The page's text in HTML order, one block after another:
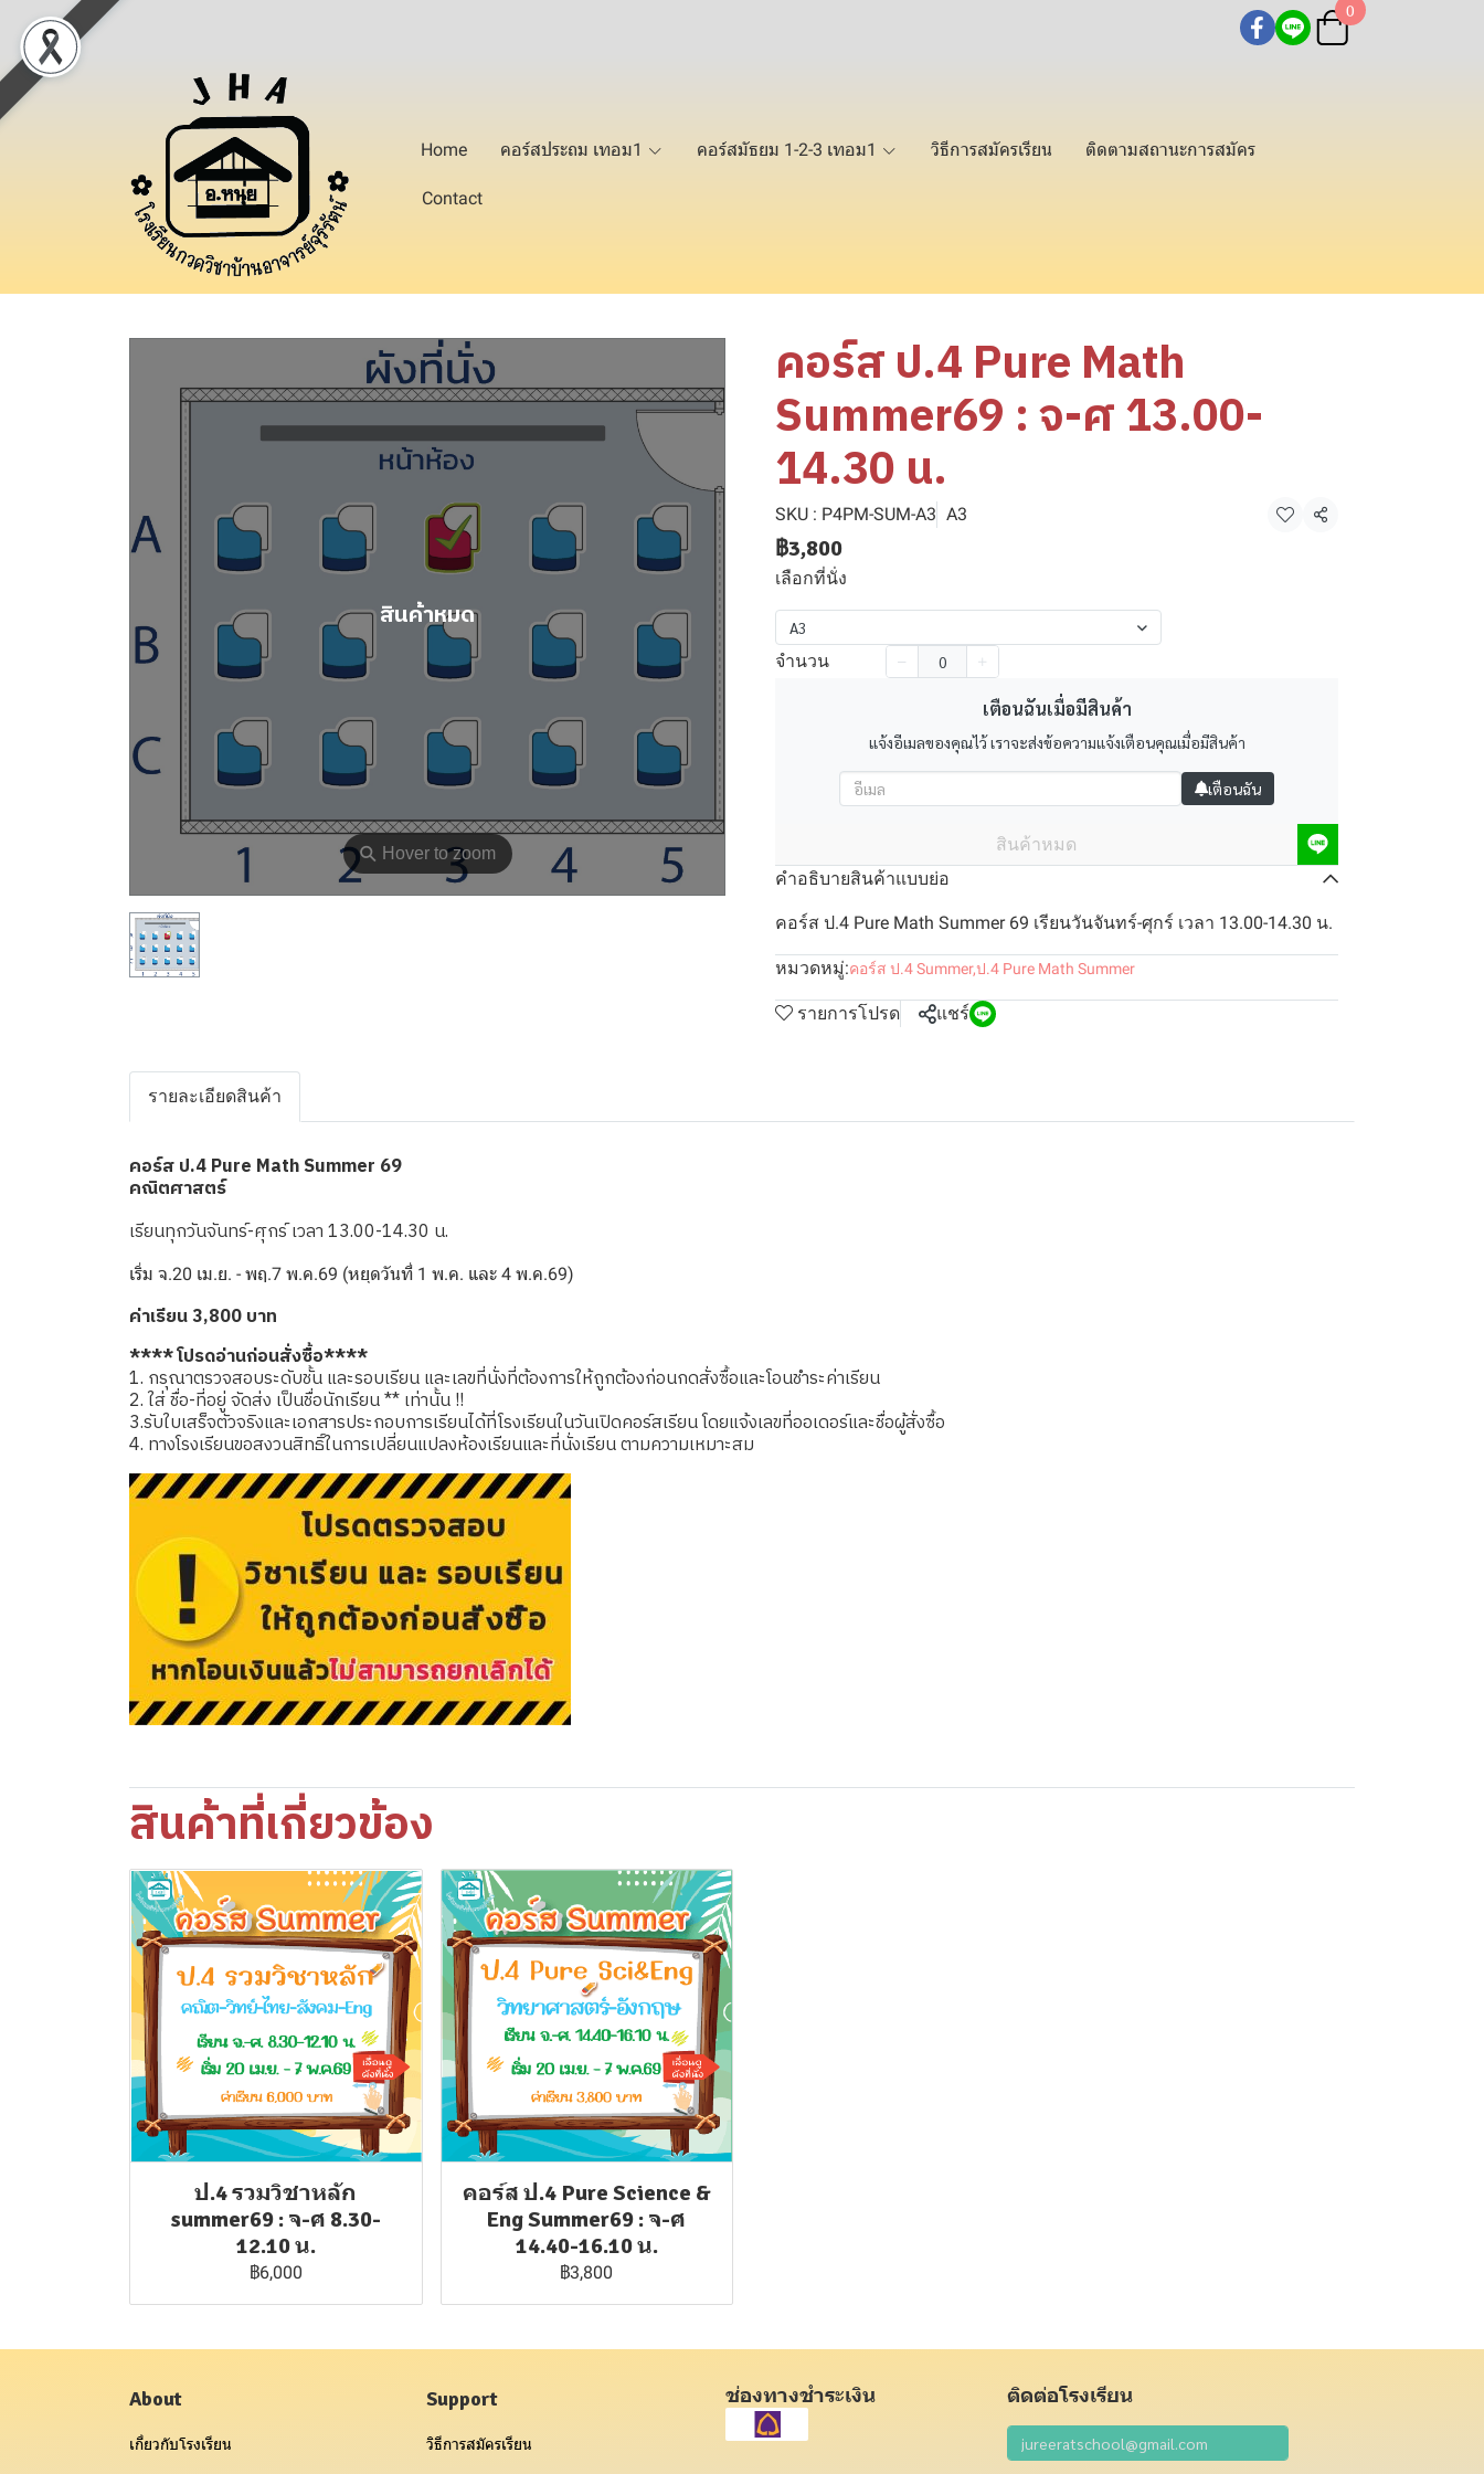
0
Home คอร์สประถม เทอม1 คอร์สมัธยม 1-2-3 เทอม1 วิธีการสมัครเรียน ติดตามสถานะการสมัคร
Contact
⚲ Hover to zoom
สินค้าหมด
คอร์ส ป.4 Pure Math
Summer69 : จ-ศ 13.00-
14.30 น.
SKU : P4PM-SUM-A3 A3 แชร์
฿3,800
เลือกที่นั่ง
A3
จำนวน
เตือนฉันเมื่อมีสินค้า
แจ้งอีเมลของคุณไว้ เราจะส่งข้อความแจ้งเตือนคุณเมื่อมีสินค้า
เตือนฉัน
สินค้าหมด
คำอธิบายสินค้าแบบย่อ
คอร์ส ป.4 Pure Math Summer 69 เรียนวันจันทร์-ศุกร์ เวลา 13.00-14.30 น.
หมวดหมู่:คอร์ส ป.4 Summer,ป.4 Pure Math Summer
รายการโปรด แชร์
รายละเอียดสินค้า
คอร์ส ป.4 Pure Math Summer 69
คณิตศาสตร์
เรียนทุกวันจันทร์-ศุกร์ เวลา 13.00-14.30 น.
เริ่ม จ.20 เม.ย. - พฤ.7 พ.ค.69 (หยุดวันที่ 1 พ.ค. และ 4 พ.ค.69)
ค่าเรียน 3,800 บาท
**** โปรดอ่านก่อนสั่งซื้อ****
1. กรุณาตรวจสอบระดับชั้น และรอบเรียน และเลขที่นั่งที่ต้องการให้ถูกต้องก่อนกดสั่งซื้อและโอนชำระค่าเรียน
2. ใส่ ชื่อ-ที่อยู่ จัดส่ง เป็นชื่อนักเรียน ** เท่านั้น !!
3.รับใบเสร็จตัวจริงและเอกสารประกอบการเรียนได้ที่โรงเรียนในวันเปิดคอร์สเรียน โดยแจ้งเลขที่ออเดอร์และชื่อผู้สั่งซื้อ
4. ทางโรงเรียนขอสงวนสิทธิ์ในการเปลี่ยนแปลงห้องเรียนและที่นั่งเรียน ตามความเหมาะสม
สินค้าที่เกี่ยวข้อง
ป.4 รวมวิชาหลัก
summer69 : จ-ศ 8.30-
12.10 น.
฿6,000
คอร์ส ป.4 Pure Science &
Eng Summer69 : จ-ศ
14.40-16.10 น.
฿3,800
About
เกี่ยวกับโรงเรียน
Support
วิธีการสมัครเรียน
ช่องทางชำระเงิน ติดต่อโรงเรียน